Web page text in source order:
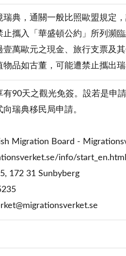
典，通關一般比照歐盟規定
止攜入「華盛頓公約」所列瀕
壹萬歐元之現金、旅行支票及
品如古董，可能遭禁止攜出瑞
有90天之觀光免簽。設若是申
瑞典移民局申請。
Migration Board -
info/start_en.html
172 31 Sunbyberg